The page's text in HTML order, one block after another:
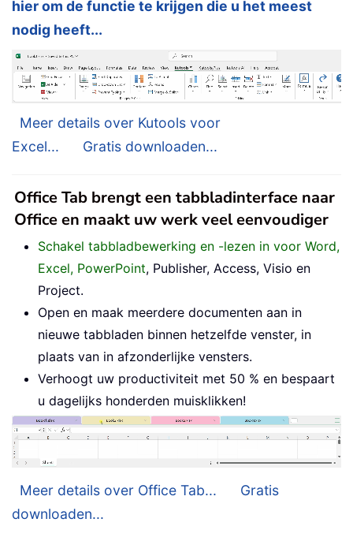
hier om de functie te krijgen die u het meest
nodig heeft...
Meer details over Kutools voor
Excel...
Gratis downloaden...
Office Tab brengt een tabbladinterface naar
Office en maakt uw werk veel eenvoudiger
Schakel tabbladbewerking en -lezen in voor Word,
Excel, PowerPoint, Publisher, Access, Visio en
Project.
Open en maak meerdere documenten aan in
nieuwe tabbladen binnen hetzelfde venster, in
plaats van in afzonderlijke vensters.
Verhoogt uw productiviteit met 50 % en bespaart
u dagelijks honderden muisklikken!
Meer details over Office Tab...
Gratis
downloaden...